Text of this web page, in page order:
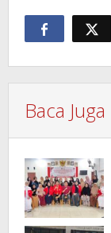
Baca Juga